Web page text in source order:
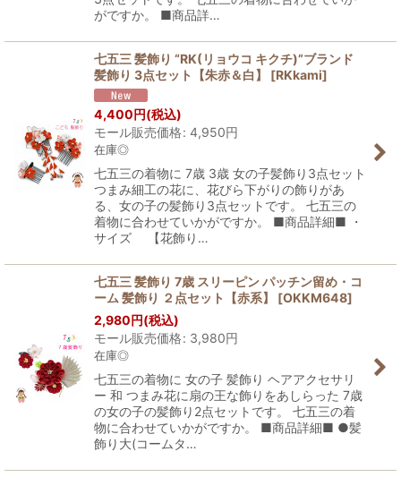
がですか。 ■商品詳…
七五三 髪飾り “RK(リョウコ キクチ)”ブランド
髪飾り 3点セット【朱赤＆白】
[RKkami]
4,400円(税込)
モール販売価格: 4,950円
在庫◎
七五三の着物に 7歳 3歳 女の子髪飾り3点セット
つまみ細工の花に、花びら下がりの飾りがあ
る、女の子の髪飾り3点セットです。 七五三の
着物に合わせていかがですか。 ■商品詳細■ ・
サイズ 【花飾り…
七五三 髪飾り 7歳 スリーピン パッチン留め・コ
ーム 髪飾り ２点セット【赤系】
[OKKM648]
2,980円(税込)
モール販売価格: 3,980円
在庫◎
七五三の着物に 女の子 髪飾り ヘアアクセサリ
ー 和 つまみ花に扇の王な飾りをあしらった 7歳
の女の子の髪飾り2点セットです。 七五三の着
物に合わせていかがですか。 ■商品詳細■ ●髪
飾り大(コームタ…